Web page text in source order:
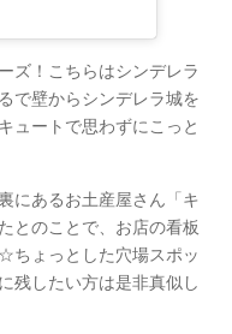
ズ！こちらはシンデレラ
で壁からシンデレラ城を
ュートで思わずにこっと
にあるお土産屋さん「キ
とのことで、お店の看板
ちょっとした穴場スポッ
残したい方は是非真似し